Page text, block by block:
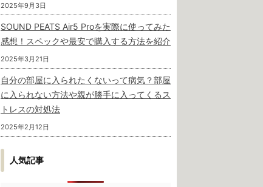
2025年9月3日
SOUND PEATS Air5 Proを実際に使ってみた
感想！スペックや最安で購入する方法を紹介
2025年3月21日
自分の部屋に入られたくないって病気？部屋
に入られない方法や親が勝手に入ってくるス
トレスの対処法
2025年2月12日
人気記事